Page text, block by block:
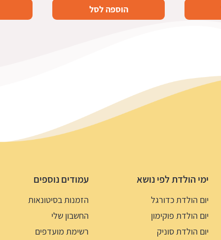
הוספה לסל
ימי הולדת לפי נושא
יום הולדת כדורגל
יום הולדת פוקימון
יום הולדת סוניק
עמודים נוספים
הזמנות בסיטונאות
החשבון שלי
רשימת מועדפים